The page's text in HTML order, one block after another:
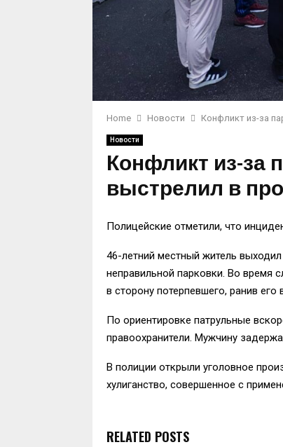
Home Новости Конфликт из-за
Новости
Конфликт из-за
выстрелил в
Полицейские отметили, что
46-летний местный житель
неправильной парковки. Во время
в сторону потерпевшего, ранив
По ориентировке патрульные
правоохранители. Мужчину
В полиции открыли уголовное
хулиганство, совершенное с
RELATED POSTS